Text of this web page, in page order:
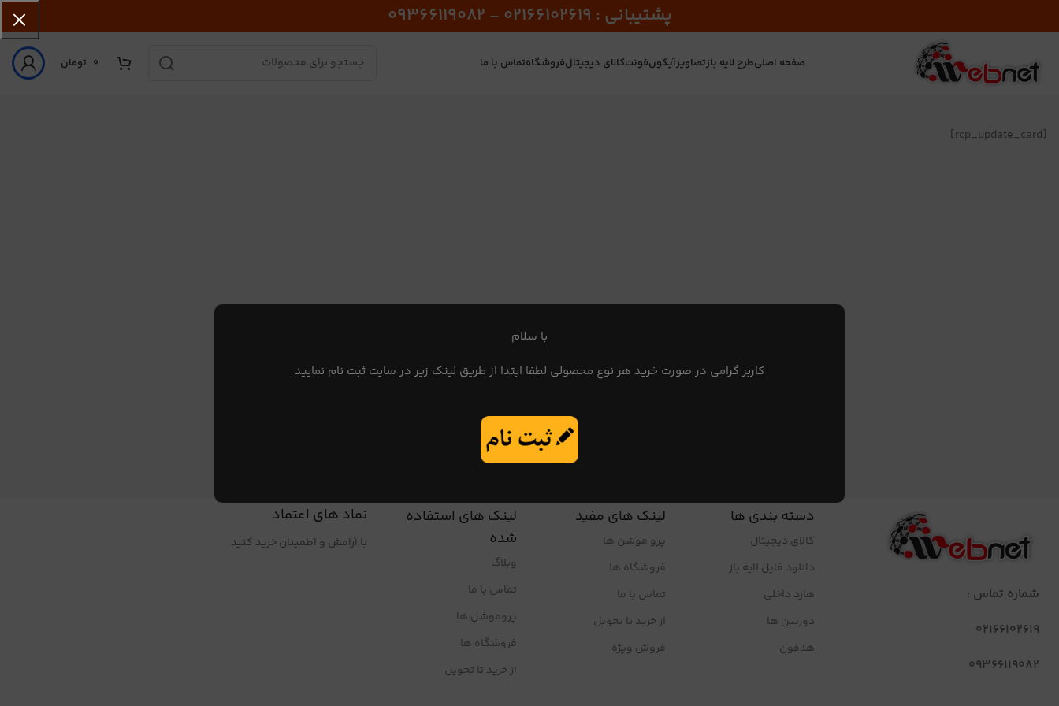
با سلام
کاربر گرامی در صورت خرید هر نوع محصولی لطفا ابتدا از طریق لینک زیر در سایت ثبت نام نمایید
پشتیبانی : 02166102619 - 09366119082
صفحه اصلیطرح لایه بازتصاویرآیکونفونتکالای دیجیتالفروشگاهتماس با ما 0 تومان
[rcp_update_card]
شماره تماس :
02166102619
09366119082
دسته بندی ها
کالای دیجیتال
دانلود فایل لایه باز
هارد داخلی
دوربین ها
هدفون
لینک های مفید
پرو موشن ها
فروشگاه ها
تماس با ما
از خرید تا تحویل
فروش ویژه
لینک های استفاده
شده
وبلاگ
تماس با ما
پروموشن ها
فروشگاه ها
از خرید تا تحویل
نماد های اعتماد
با آرامش و اطمینان خرید کنید